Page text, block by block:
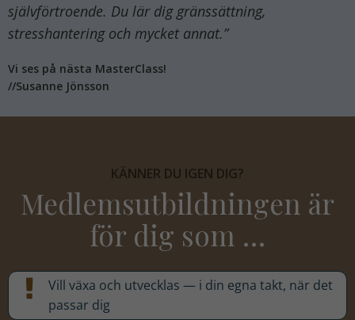
självförtroende. Du lär dig gränssättning,
stresshantering och mycket annat.”
Vi ses på nästa MasterClass!
//Susanne Jönsson
KÄNNER DU IGEN DIG?
Medlemsutbildningen är
för dig som …
Vill växa och utvecklas — i din egna takt, när det
passar dig